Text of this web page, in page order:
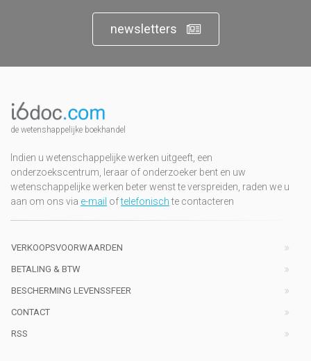
newsletters
de wetenshappelijke boekhandel
Indien u wetenschappelijke werken uitgeeft, een
onderzoekscentrum, leraar of onderzoeker bent en uw
wetenschappelijke werken beter wenst te verspreiden, raden we u
aan om ons via e-mail oftelefonischte contacteren
VERKOOPSVOORWAARDEN
BETALING & BTW
BESCHERMING LEVENSSFEER
CONTACT
RSS